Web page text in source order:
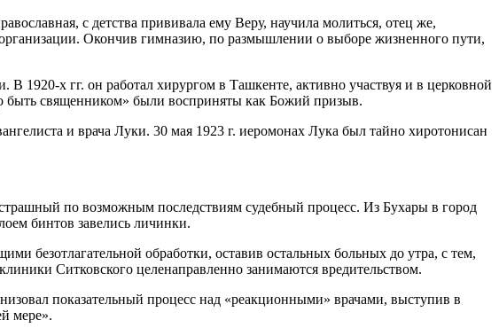
с детства прививала ему Веру, научила молиться, отец же,
Окончив гимназию, по размышлении о выборе жизненного пути,
1920-х гг. он работал хирургом в Ташкенте, активно участвуя и в церковной
быть священником» были восприняты как Божий призыв.
и врача Луки. 30 мая 1923 г. иеромонах Лука был тайно хиротонисан
по возможным последствиям судебный процесс. Из Бухары в город
бинтов завелись личинки.
безотлагательной обработки, оставив остальных больных до утра, с тем,
Ситковского целенаправленно занимаются вредительством.
показательный процесс над «реакционными» врачами, выступив в
мере».